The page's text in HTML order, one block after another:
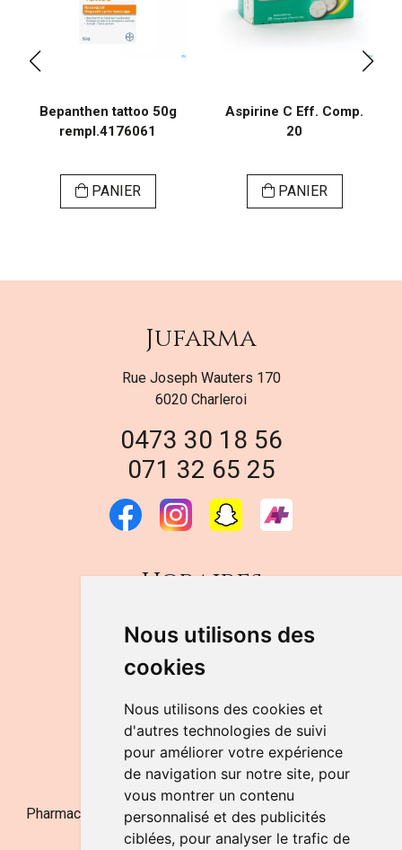
Nous utilisons des
cookies
Nous utilisons des cookies et
d'autres technologies de suivi
pour améliorer votre expérience
de navigation sur notre site, pour
vous montrer un contenu
personnalisé et des publicités
ciblées, pour analyser le trafic de
Bepanthen tattoo 50g
rempl.4176061
PANIER
Aspirine C Eff. Comp.
20
PANIER
Jufarma
Rue Joseph Wauters 170
6020 Charleroi
0473 30 18 56
071 32 65 25
Horaires
DU LUNDI AU VENDREDI
de 9h à 12h30 et de 14h à 18h
LE SAMEDI
de 9h à 12h30
NOUS CONTACTER
Pharmacie Jufarma - Fatima Abachra - APB 521704 - N°
Entreprise BE0882-700-592